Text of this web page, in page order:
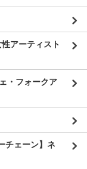
アーティスト
・フォークア
チェーン】ネ